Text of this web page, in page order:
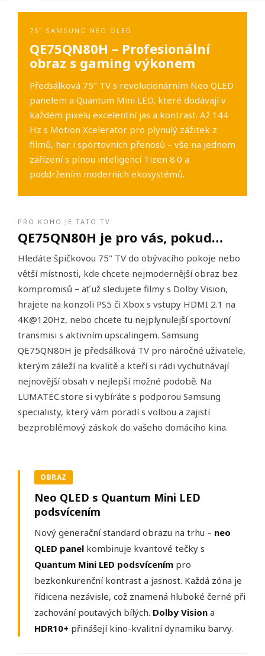
75" SAMSUNG NEO QLED
QE75QN80H – Profesionální
obraz s gaming výkonem
Předsálková 75" TV s revolucionárním Neo QLED
panelem a Quantum Mini LED, které dodávají v
každém pixelu excelentní jas a kontrast. Až 144
Hz s Motion Xcelerator pro plynulý zážitek z
filmů, her i sportovních přenosů – vše na jednom
zařízení s plnou inteligencí Tizen 8.0 a
poddržením moderních ekosystémů.
PRO KOHO JE TATO TV
QE75QN80H je pro vás, pokud…
Hledáte špičkovou 75" TV do obývacího pokoje nebo
větší místnosti, kde chcete nejmodernější obraz bez
kompromisů – ať už sledujete filmy s Dolby Vision,
hrajete na konzoli PS5 či Xbox s vstupy HDMI 2.1 na
4K@120Hz, nebo chcete tu nejplynulejší sportovní
transmisi s aktivním upscalingem. Samsung
QE75QN80H je předsálková TV pro náročné uživatele,
kterým záleží na kvalitě a kteří si rádi vychutnávají
nejnovější obsah v nejlepší možné podobě. Na
LUMATEC.store si vybíráte s podporou Samsung
specialisty, který vám poradí s volbou a zajistí
bezproblémový záskok do vašeho domácího kina.
OBRAZ
Neo QLED s Quantum Mini LED
podsvícením
Nový generační standard obrazu na trhu – neo
QLED panel kombinuje kvantové tečky s
Quantum Mini LED podsvícením pro
bezkonkurenční kontrast a jasnost. Každá zóna je
řídicena nezávisle, což znamená hluboké černé při
zachování poutavých bílých. Dolby Vision a
HDR10+ přinášejí kino-kvalitní dynamiku barvy.